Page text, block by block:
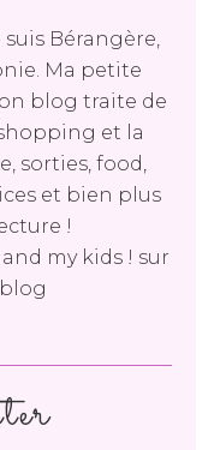
Bérangère,
Ma petite
blog traite de
et la
sorties, food,
et bien plus
!
and my kids ! sur